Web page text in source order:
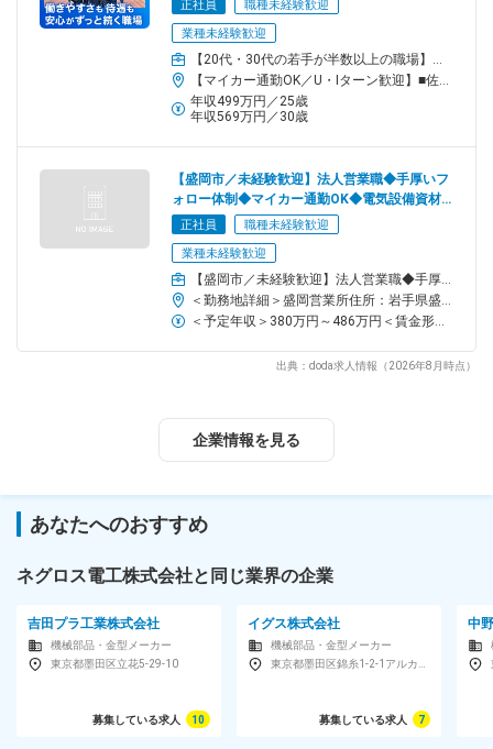
◇他拠点の営業担当 など…
キャリアUPに中途入社のハンデはありません。
全国で幅広く事業を展開する当社だからこそ多彩なキャリアが描
県の総合体育館や駅の再開発にも導入予定など、当社の製品は誰
もが利用する大型施設を陰から支えています。
◎定着率95％以上・国も認める働きやすさ◎
『年休126日以上』『残業10h以下』『出産・育児支援有』など、
働きやすさは国から"健康経営優良法人"と認められるほど。長く安
営業所の半数が中途・未経験入社です。
チームの仲が良く、協力しながら業務を進める風通しの良い雰囲
対象となる方
【未経験歓迎／高卒以上／35歳以下の方】経験・スキルは不要！
「安定した環境で長く活躍したい」方歓迎！
※未経験・第二新卒・社会人デビュー歓迎※
「業界も事務職も未経験…」
正社員
職種未経験歓迎
業種未経験歓迎
【20代・30代の若手が半数以上の職場】商品センターでピッキングや商品の受入、積込作業などの商品管理
【マイカー通勤OK／U・Iターン歓迎】■佐野商品センター／栃木県佐野市岩崎町3003-1＜アクセス＞東武佐野線「田沼駅」より車で8分※受動喫煙対策：あり（屋内禁煙）
年収499万円／25歳
年収569万円／30歳
【盛岡市／未経験歓迎】法人営業職◆手厚いフ
ォロー体制◆マイカー通勤OK◆電気設備資材で
トップクラス
正社員
職種未経験歓迎
業種未経験歓迎
【盛岡市／未経験歓迎】法人営業職◆手厚いフォロー体制◆マイカー通勤OK◆電気設備資材でトップクラス
＜勤務地詳細＞盛岡営業所住所：岩手県盛岡市津志田町1-6-50 受動喫煙対策：屋内全面禁煙変更の範囲：会社の定める事業所
＜予定年収＞380万円～486万円＜賃金形態＞月給制補足事項なし＜賃金内訳＞月額（基本給）：245,700円～313,700円＜月給＞245,700円～313,700円＜昇給有無＞有＜残業手当＞有＜給与補足＞■賞与：年2回 4.5か月分（2025年度実績）賃金はあくまでも目安の金額であり、選考を通じて上下する可能性があります。月給(月額)は固定手当を含めた表記です。
出典：doda求人情報（2026年8月時点）
企業情報を見る
あなたへのおすすめ
ネグロス電工株式会社と同じ業界の企業
吉田プラ工業株式会社
機械部品・金型メーカー
東京都墨田区立花5-29-10
募集している求人 10
イグス株式会社
機械部品・金型メーカー
募集している求人 7
中